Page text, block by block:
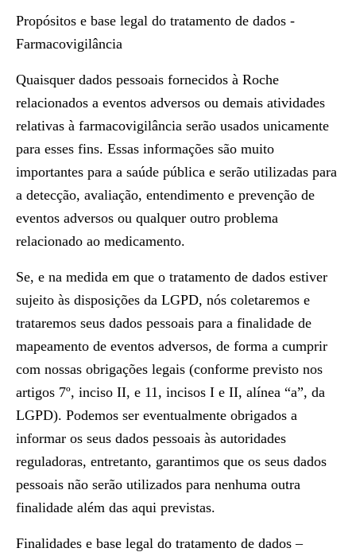
Propósitos e base legal do tratamento de dados -
Farmacovigilância
Quaisquer dados pessoais fornecidos à Roche
relacionados a eventos adversos ou demais atividades
relativas à farmacovigilância serão usados unicamente
para esses fins. Essas informações são muito
importantes para a saúde pública e serão utilizadas para
a detecção, avaliação, entendimento e prevenção de
eventos adversos ou qualquer outro problema
relacionado ao medicamento.
Se, e na medida em que o tratamento de dados estiver
sujeito às disposições da LGPD, nós coletaremos e
trataremos seus dados pessoais para a finalidade de
mapeamento de eventos adversos, de forma a cumprir
com nossas obrigações legais (conforme previsto nos
artigos 7º, inciso II, e 11, incisos I e II, alínea “a”, da
LGPD). Podemos ser eventualmente obrigados a
informar os seus dados pessoais às autoridades
reguladoras, entretanto, garantimos que os seus dados
pessoais não serão utilizados para nenhuma outra
finalidade além das aqui previstas.
Finalidades e base legal do tratamento de dados –